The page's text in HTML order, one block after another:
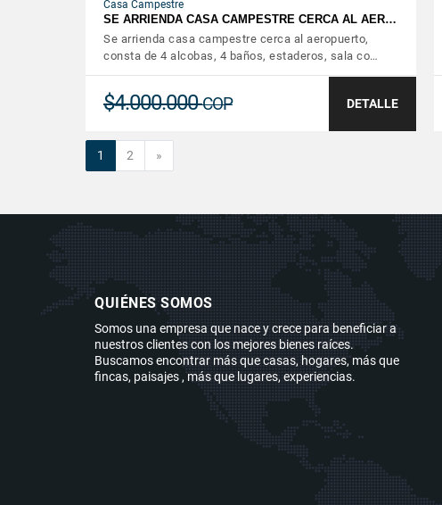
Casa Campestre
SE ARRIENDA CASA CAMPESTRE CERCA AL AER…
Se arrienda casa campestre cerca al aeropuerto,
consta de 4 alcobas, 4 baños, estaderos, sala co…
$4.000.000COP DETALLE
1 2 »
QUIÉNES SOMOS
Somos una empresa que nace y crece para beneficiar a
nuestros clientes con los mejores bienes raíces.
Buscamos encontrar más que casas, hogares, más que
fincas, paisajes , más que lugares, experiencias.